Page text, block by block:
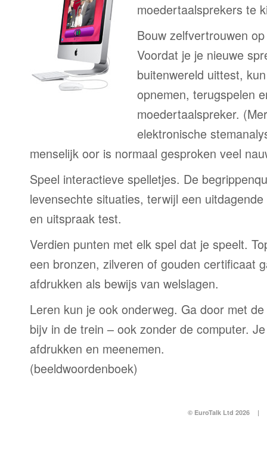
moedertaalsprekers te
Bouw zelfvertrouwen
Voordat je je nieuwe
buitenwereld uittest,
opnemen, terugspelen
moedertaalspreker.
elektronische
menselijk oor is normaal gesproken veel
Speel interactieve spelletjes. De
levensechte situaties, terwijl een
en uitspraak test.
Verdien punten met elk spel dat je speelt.
een bronzen, zilveren of gouden certificaat
afdrukken als bewijs van welslagen.
Leren kun je ook onderweg. Ga door met
bijv in de trein – ook zonder de computer.
afdrukken en meenemen.
(beeldwoordenboek)
© EuroTalk Ltd 2026 |